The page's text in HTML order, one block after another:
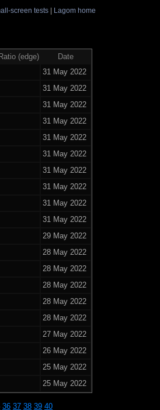
screen tests| Lagom home
Ratio (edge)
Date
31 May 2022
31 May 2022
31 May 2022
31 May 2022
31 May 2022
31 May 2022
31 May 2022
31 May 2022
31 May 2022
31 May 2022
29 May 2022
28 May 2022
28 May 2022
28 May 2022
28 May 2022
28 May 2022
27 May 2022
26 May 2022
25 May 2022
25 May 2022
36 37 38 39 40